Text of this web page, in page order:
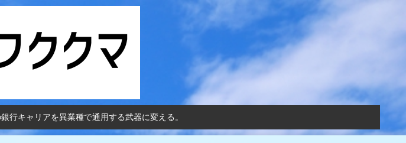
行キャリアを異業種で通用する武器に変える。